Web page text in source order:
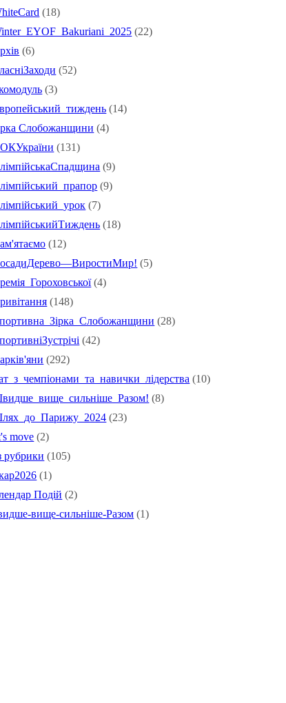
(18)
(22)
(6)
(52)
(3)
(14)
Слобожанщини (4)
(131)
(9)
(9)
(7)
(18)
(12)
(5)
(4)
(148)
(28)
(42)
(292)
(10)
(8)
(23)
move (2)
рубрики (105)
(1)
Подій (2)
вище-сильніше-Разом (1)